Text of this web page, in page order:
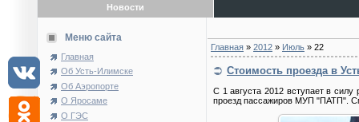
Новости
Меню сайта
Главная
Об Усть-Илимске
Об Аэропорте
О Яросаме
О ГЭС
Главная » 2012 » Июль » 22
Стоимость проезда в
С 1 августа 2012 вступает в
проезд пассажиров МУП "ПАТП".